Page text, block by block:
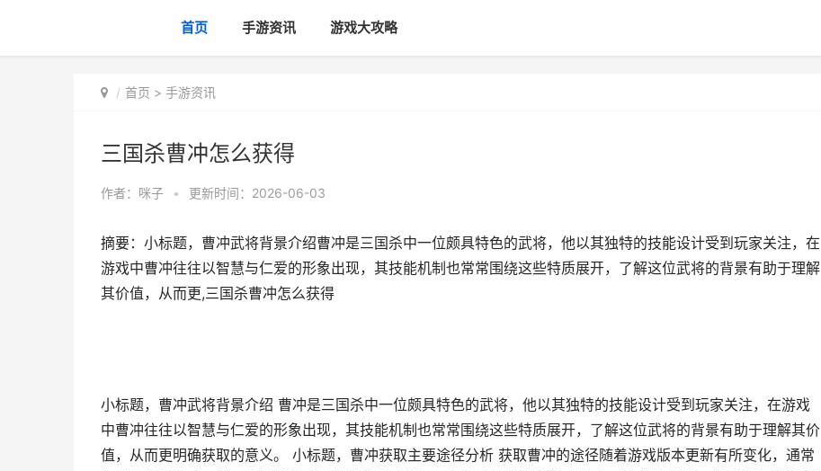
首页 手游资讯 游戏大攻略
首页 > 手游资讯
三国杀曹冲怎么获得
作者： 咪子 • 更新时间：2026-06-03
摘要：小标题，曹冲武将背景介绍曹冲是三国杀中一位颇具特色的武将，他以其独特的技能设计受到玩家关注，在
游戏中曹冲往往以智慧与仁爱的形象出现，其技能机制也常常围绕这些特质展开，了解这位武将的背景有助于理解
其价值，从而更,三国杀曹冲怎么获得
小标题，曹冲武将背景介绍 曹冲是三国杀中一位颇具特色的武将，他以其独特的技能设计受到玩家关注，在游戏
中曹冲往往以智慧与仁爱的形象出现，其技能机制也常常围绕这些特质展开，了解这位武将的背景有助于理解其价
值，从而更明确获取的意义。 小标题，曹冲获取主要途径分析 获取曹冲的途径随着游戏版本更新有所变化，通常